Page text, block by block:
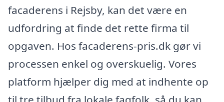
facaderens i Rejsby, kan det være en
udfordring at finde det rette firma til
opgaven. Hos facaderens-pris.dk gør vi
processen enkel og overskuelig. Vores
platform hjælper dig med at indhente op